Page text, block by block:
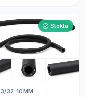
Stokta
32 10MM